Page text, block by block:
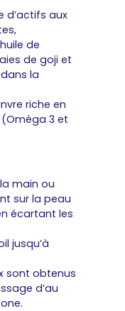
d’actifs aux
de
de goji et
la
riche en
3 et
main ou
sur la peau
écartant les
jusqu’à
sont obtenus
d’au